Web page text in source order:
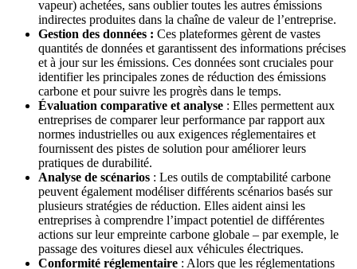
vapeur) achetées, sans oublier toutes les autres émissions
indirectes produites dans la chaîne de valeur de l’entreprise.
Gestion des données : Ces plateformes gèrent de vastes
quantités de données et garantissent des informations précises
et à jour sur les émissions. Ces données sont cruciales pour
identifier les principales zones de réduction des émissions
carbone et pour suivre les progrès dans le temps.
Évaluation comparative et analyse : Elles permettent aux
entreprises de comparer leur performance par rapport aux
normes industrielles ou aux exigences réglementaires et
fournissent des pistes de solution pour améliorer leurs
pratiques de durabilité.
Analyse de scénarios : Les outils de comptabilité carbone
peuvent également modéliser différents scénarios basés sur
plusieurs stratégies de réduction. Elles aident ainsi les
entreprises à comprendre l’impact potentiel de différentes
actions sur leur empreinte carbone globale – par exemple, le
passage des voitures diesel aux véhicules électriques.
Conformité réglementaire : Alors que les réglementations